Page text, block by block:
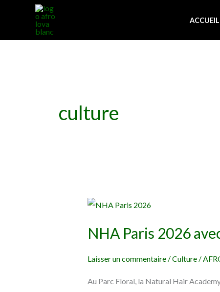
ACCUEIL
culture
NHA Paris 2026
Laisser un commentaire /Culture/
Au Parc Floral, la Natural Hair
NHA
2026
Issa